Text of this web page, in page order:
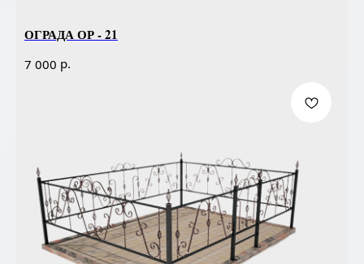
ОГРАДА ОР - 21
7 000 р.